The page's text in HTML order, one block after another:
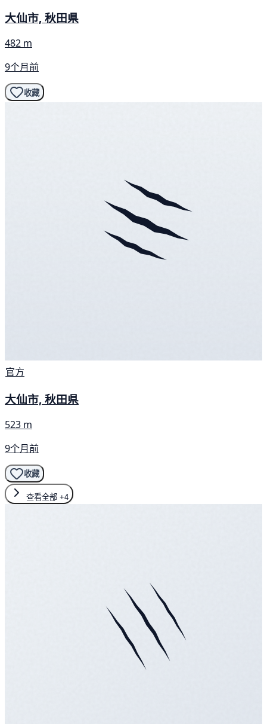
大仙市, 秋田県
482 m
9个月前
收藏
官方
大仙市, 秋田県
523 m
9个月前
收藏
查看全部 +4